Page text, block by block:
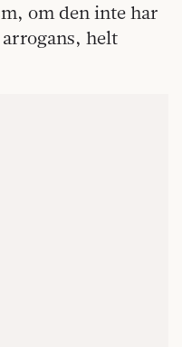
om den inte har
helt